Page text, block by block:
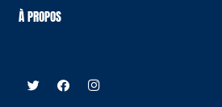
À PROPOS